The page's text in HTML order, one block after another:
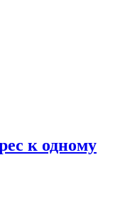
к одному